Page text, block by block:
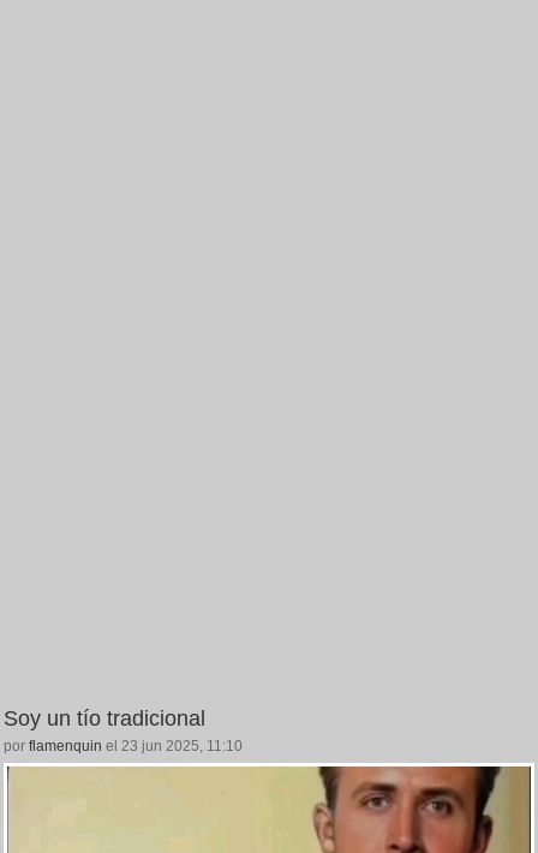
Soy un tío tradicional
por flamenquin el 23 jun 2025, 11:10